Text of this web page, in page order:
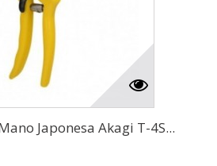
Japonesa Akagi T-4S...